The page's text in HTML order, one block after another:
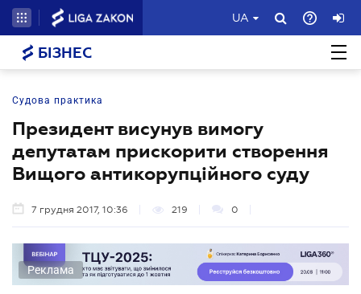
UA
БІЗНЕС
Судова практика
Президент висунув вимогу
депутатам прискорити створення
Вищого антикорупційного суду
7 грудня 2017, 10:36 219 0
Реклама